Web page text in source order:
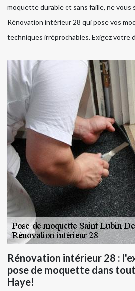
moquette durable et sans faille, ne vous
Rénovation intérieur 28 qui pose vos
techniques irréprochables. Exigez votre
Rénovation intérieur 28 :
pose de moquette dans
Haye!